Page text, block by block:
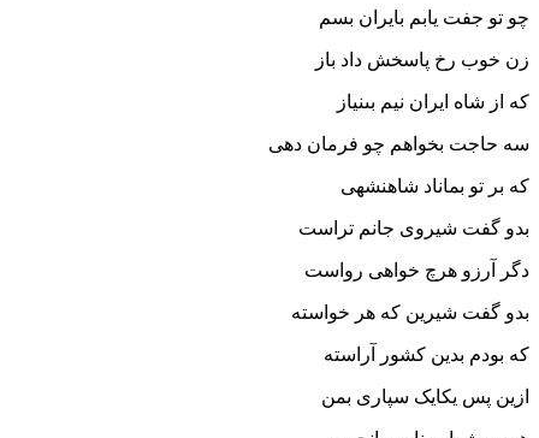
چو تو جفت یابم بایران بسم‏
زن خوب رخ پاسخش داد باز
که از شاه ایران نیم بى‏نیاز
سه حاجت بخواهم چو فرمان دهى
که بر تو بماناد شاهنشهى‏
بدو گفت شیروى جانم تراست
دگر آرزو هرچ خواهى رواست‏
بدو گفت شیرین که هر خواسته
که بودم بدین کشور آراسته‏
ازین پس یکایک سپارى بمن